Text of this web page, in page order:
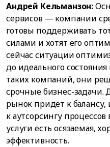
Андрей Кельманзон:
сервисов — компании
готовы поддерживать
силами и хотят его
сейчас ситуации
до идеального
таких компаний, они
срочные бизнес-задачи.
рынок придет к балансу,
к аутсорсингу
услуги есть осязаемая,
эффективность.